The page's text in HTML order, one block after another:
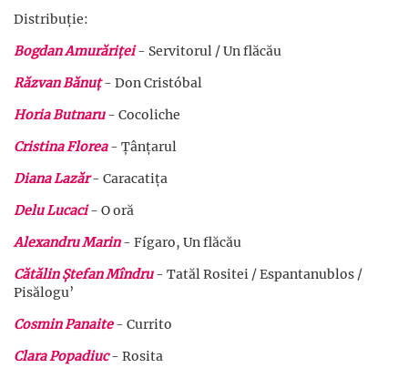
Distribuție:
Bogdan Amurăriței- Servitorul / Un flăcău
Răzvan Bănuț- Don Cristóbal
Horia Butnaru- Cocoliche
Cristina Florea- Țânțarul
Diana Lazăr- Caracatița
Delu Lucaci- O oră
Alexandru Marin- Fígaro, Un flăcău
Cătălin Ștefan Mîndru- Tatăl Rositei / Espantanublos /
Pisălogu’
Cosmin Panaite- Currito
Clara Popadiuc- Rosita